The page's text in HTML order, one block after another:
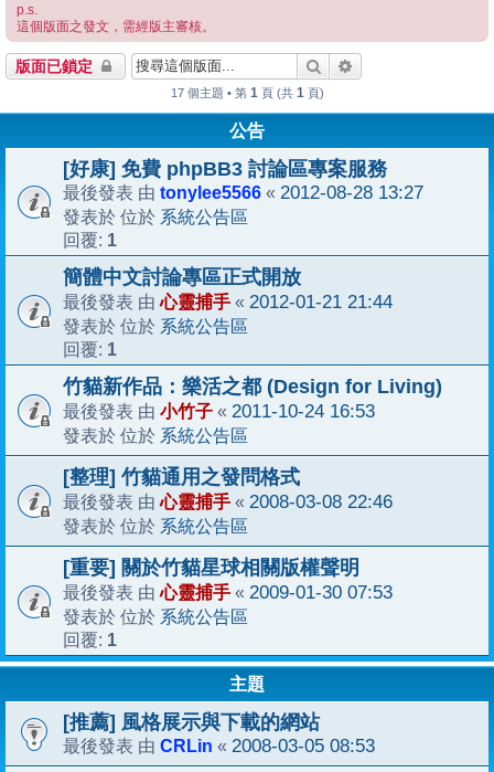
p.s.
這個版面之發文，需經版主審核。
版面已鎖定 搜尋
17 個主題 • 第 1 頁 (共 1 頁)
公告
[好康] 免費 phpBB3 討論區專案服務
最後發表 由 tonylee5566 « 2012-08-28 13:27
發表於 位於 系統公告區
回覆: 1
簡體中文討論專區正式開放
最後發表 由心靈捕手 « 2012-01-21 21:44
發表於 位於 系統公告區
回覆: 1
竹貓新作品：樂活之都 (Design for Living)
最後發表 由 小竹子 « 2011-10-24 16:53
發表於 位於 系統公告區
[整理] 竹貓通用之發問格式
最後發表 由心靈捕手 « 2008-03-08 22:46
發表於 位於 系統公告區
[重要] 關於竹貓星球相關版權聲明
最後發表 由心靈捕手 « 2009-01-30 07:53
發表於 位於 系統公告區
回覆: 1
主題
[推薦] 風格展示與下載的網站
最後發表 由 CRLin « 2008-03-05 08:53